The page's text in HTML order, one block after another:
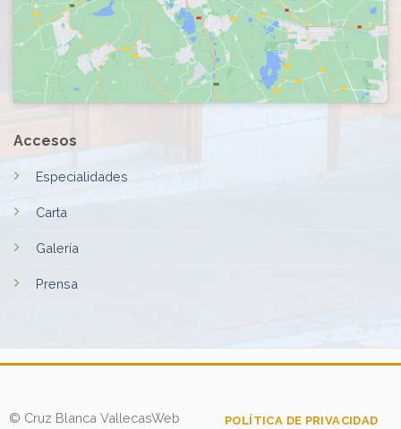
Accesos
Especialidades
Carta
Galería
Prensa
© Cruz Blanca VallecasWeb
POLÍTICA DE PRIVACIDAD